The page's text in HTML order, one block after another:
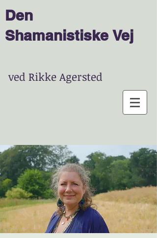
Den
Shamanistiske Vej
ved Rikke Agersted